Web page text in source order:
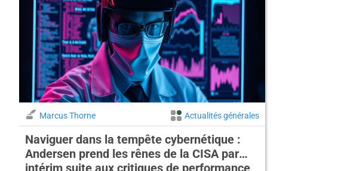
Marcus Thorne Actualités générales
Naviguer dans la tempête cybernétique :
Andersen prend les rênes de la CISA par